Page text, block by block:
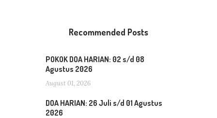
Recommended Posts
POKOK DOA HARIAN: 02 s/d 08
Agustus 2026
August 01, 2026
DOA HARIAN: 26 Juli s/d 01 Agustus
2026